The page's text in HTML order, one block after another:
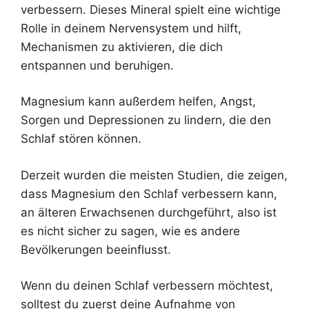
verbessern. Dieses Mineral spielt eine wichtige
Rolle in deinem Nervensystem und hilft,
Mechanismen zu aktivieren, die dich
entspannen und beruhigen.
Magnesium kann außerdem helfen, Angst,
Sorgen und Depressionen zu lindern, die den
Schlaf stören können.
Derzeit wurden die meisten Studien, die zeigen,
dass Magnesium den Schlaf verbessern kann,
an älteren Erwachsenen durchgeführt, also ist
es nicht sicher zu sagen, wie es andere
Bevölkerungen beeinflusst.
Wenn du deinen Schlaf verbessern möchtest,
solltest du zuerst deine Aufnahme von